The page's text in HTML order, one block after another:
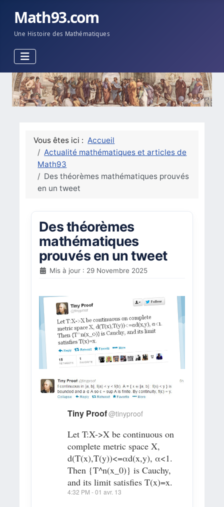
Math93.com
Une Histoire des Mathématiques
Vous êtes ici : Accueil
Actualité mathématiques et articles de
Math93
Des théorèmes mathématiques prouvés
en un tweet
Des théorèmes
mathématiques
prouvés en un tweet
Mis à jour : 29 Novembre 2025
Tiny Proof@tinyproof
Let T:X->X be continuous on
complete metric space X,
d(T(x),T(y))<=αd(x,y), α<1.
Then {T^n(x_0)} is Cauchy,
and its limit satisfies T(x)=x.
4:32 PM - 01 avr. 13